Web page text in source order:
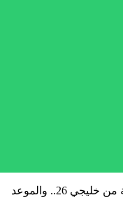
26.. والموعد